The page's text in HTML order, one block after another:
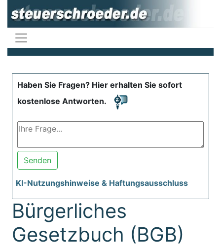
Haben Sie Fragen? Hier erhalten Sie sofort
kostenlose Antworten.
Senden
KI-Nutzungshinweise & Haftungsausschluss
Bürgerliches
Gesetzbuch (BGB)